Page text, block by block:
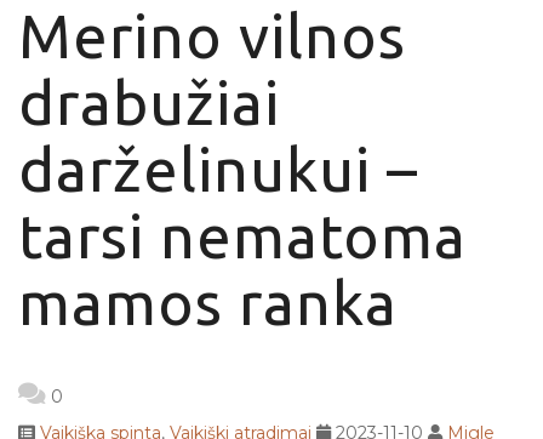
Merino vilnos
drabužiai
darželinukui –
tarsi nematoma
mamos ranka
0
Vaikiška spinta, Vaikiški atradimai 2023-11-10 Migle